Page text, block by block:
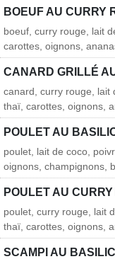
BOEUF AU CURRY
boeuf, curry rouge, lait
carottes, oignons,
CANARD GRILLÉ
canard, curry rouge, lait
thaï, carottes, oignons,
POULET AU
poulet, lait de coco,
oignons, champignons,
POULET AU
poulet, curry rouge, lait
thaï, carottes, oignons,
SCAMPI AU BASILIC